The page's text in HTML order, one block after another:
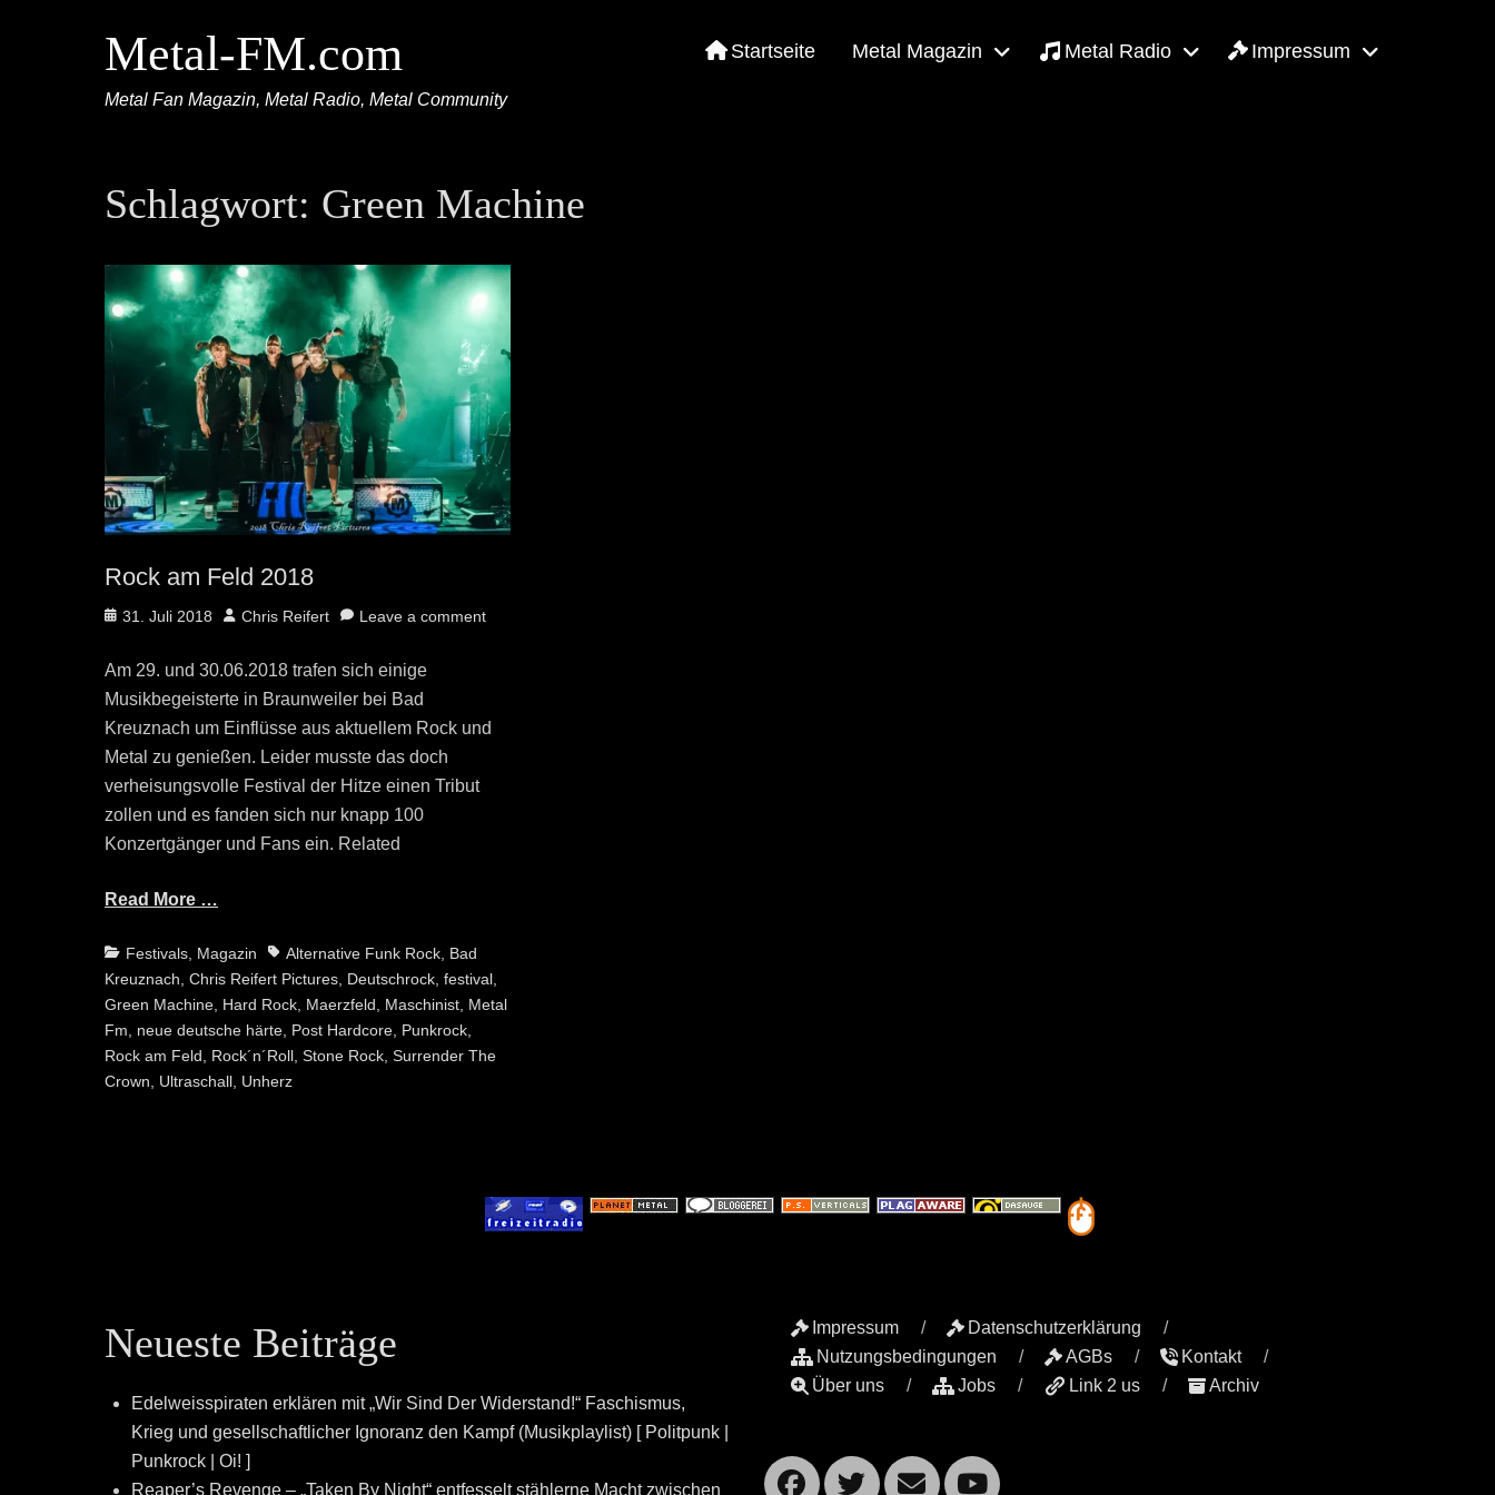
Metal-FM.com
Metal Fan Magazin, Metal Radio, Metal Community
Startseite Metal Magazin Metal Radio Impressum
Schlagwort: Green Machine
Rock am Feld 2018
Posted
31. Juli 2018 Author
Chris Reifert Leave a comment
Am 29. und 30.06.2018 trafen sich einige
Musikbegeisterte in Braunweiler bei Bad
Kreuznach um Einflüsse aus aktuellem Rock und
Metal zu genießen. Leider musste das doch
verheisungsvolle Festival der Hitze einen Tribut
zollen und es fanden sich nur knapp 100
Konzertgänger und Fans ein. Related
Read More …
Categories
Festivals, Magazin TagsAlternative Funk Rock, Bad
Kreuznach,Chris Reifert Pictures, Deutschrock,festival,
Green Machine, Hard Rock, Maerzfeld, Maschinist, Metal
Fm, neue deutsche härte, Post Hardcore, Punkrock,
Rock am Feld, Rock´n´Roll,Stone Rock,Surrender The
Crown, Ultraschall, Unherz
Neueste Beiträge
Edelweisspiraten erklären mit „Wir Sind Der Widerstand!“ Faschismus,
Krieg und gesellschaftlicher Ignoranz den Kampf (Musikplaylist) [ Politpunk |
Punkrock | Oi! ]
Reaper’s Revenge – „Taken By Night“ entfesselt stählerne Macht zwischen
Impressum
Datenschutzerklärung
Nutzungsbedingungen
AGBs
Kontakt
Über uns
Jobs Link 2 us Archiv
Facebook
Twitter
EmailYouTube